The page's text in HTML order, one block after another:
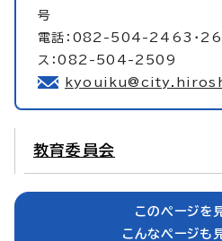
号
電話：082-504-2463・
ス：082-504-2509
教育委員会
このページを
こんなページも